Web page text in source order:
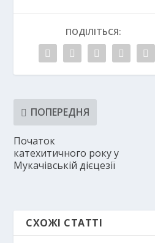
ПОДІЛІТЬСЯ:
ПОПЕРЕДНЯ
Початок
катехитичного року у
Мукачівській дієцезії
СХОЖІ СТАТТІ